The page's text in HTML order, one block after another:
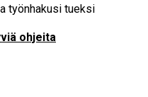
työnhakusi tueksi
ohjeita